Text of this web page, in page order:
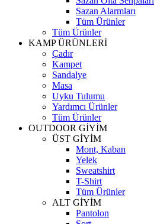
Sazan Alarmları
Tüm Ürünler
Tüm Ürünler
KAMP ÜRÜNLERİ
Çadır
Kampet
Sandalye
Masa
Uyku Tulumu
Yardımcı Ürünler
Tüm Ürünler
OUTDOOR GİYİM
ÜST GİYİM
Mont, Kaban
Yelek
Sweatshirt
T-Shirt
Tüm Ürünler
ALT GİYİM
Pantolon